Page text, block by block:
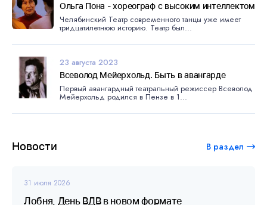
Новости В раздел
31 июля 2026
Лобня, День ВДВ в новом формате
Ольга Пона - хореограф с высоким интеллектом
Челябинский Театр современного танцы уже имеет
тридцатилетнюю историю. Театр был...
23 августа 2023
Всеволод Мейерхольд. Быть в авангарде
Первый авангардный театральный режиссер Всеволод
Мейерхольд родился в Пензе в 1...